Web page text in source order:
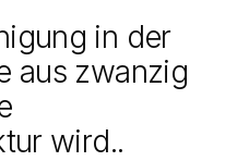
in der
aus zwanzig
wird..